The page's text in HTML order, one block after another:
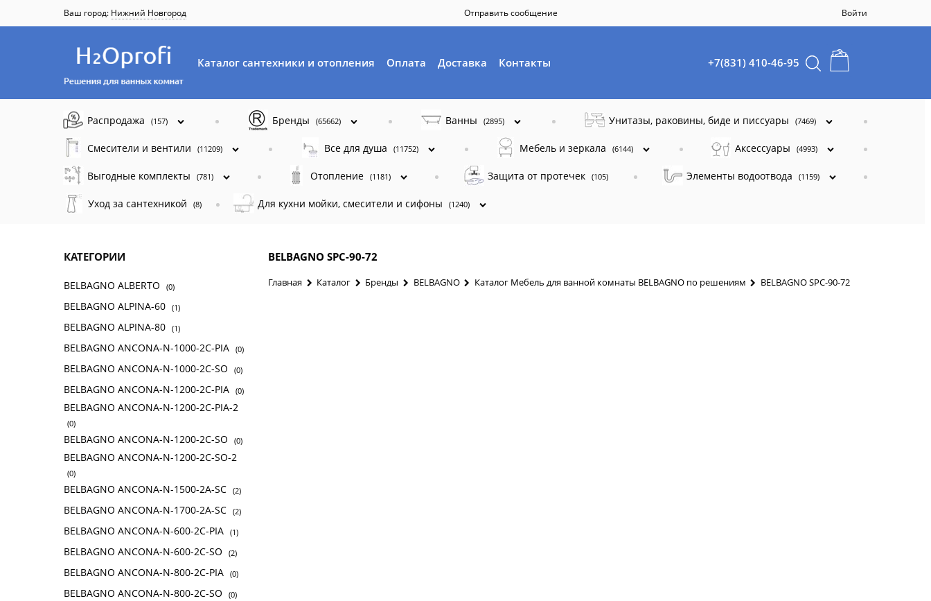
Ваш город: Нижний Новгород Отправить сообщение Войти
Каталог сантехники и отопления Оплата Доставка Контакты +7(831) 410-46-95
Распродажа (157) Бренды (65662) Ванны (2895) Унитазы, раковины, биде и писсуары (7469)
Смесители и вентили (11209) Все для душа (11752) Мебель и зеркала (6144) Аксессуары (4993)
Выгодные комплекты (781) Отопление (1181) Защита от протечек (105) Элементы водоотвода (1159)
Уход за сантехникой (8) Для кухни мойки, смесители и сифоны (1240)
КАТЕГОРИИ
BELBAGNO ALBERTO (0)
BELBAGNO ALPINA-60 (1)
BELBAGNO ALPINA-80 (1)
BELBAGNO ANCONA-N-1000-2C-PIA (0)
BELBAGNO ANCONA-N-1000-2C-SO (0)
BELBAGNO ANCONA-N-1200-2C-PIA (0)
BELBAGNO ANCONA-N-1200-2C-PIA-2
(0)
BELBAGNO ANCONA-N-1200-2C-SO (0)
BELBAGNO ANCONA-N-1200-2C-SO-2
(0)
BELBAGNO ANCONA-N-1500-2A-SC (2)
BELBAGNO ANCONA-N-1700-2A-SC (2)
BELBAGNO ANCONA-N-600-2C-PIA (1)
BELBAGNO ANCONA-N-600-2C-SO (2)
BELBAGNO ANCONA-N-800-2C-PIA (0)
BELBAGNO ANCONA-N-800-2C-SO (0)
BELBAGNO SPC-90-72
Главная Каталог Бренды BELBAGNO Каталог Мебель для ванной комнаты BELBAGNO по решениям BELBAGNO SPC-90-72